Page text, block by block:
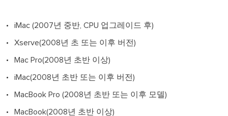
iMac (2007년 중반, CPU 업그레이드 후)
Xserve(2008년 초 또는 이후 버전)
Mac Pro(2008년 초반 이상)
iMac(2008년 초반 또는 이후 버전)
MacBook Pro (2008년 초반 또는 이후 모델)
MacBook(2008년 초반 이상)